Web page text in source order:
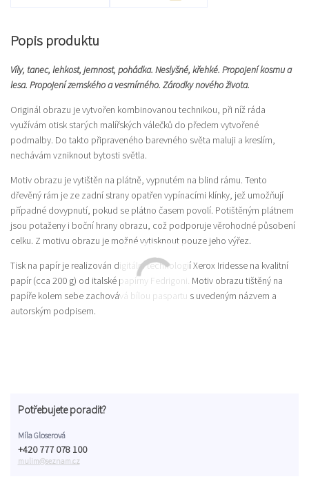
Popis produktu
Víly, tanec, lehkost, jemnost, pohádka. Neslyšné, křehké. Propojení kosmu a
lesa. Propojení zemského a vesmírného. Zárodky nového života.
Originál obrazu je vytvořen kombinovanou technikou, při níž ráda
využívám otisk starých malířských válečků do předem vytvořené
podmalby. Do takto připraveného barevného světa maluji a kreslím,
nechávám vzniknout bytosti světla.
Motiv obrazu je vytištěn na plátně, vypnutém na blind rámu. Tento
dřevěný rám je ze zadní strany opatřen vypínacími klínky, jež umožňují
případné dovypnutí, pokud se plátno časem povolí. Potištěným plátnem
jsou potaženy i boční hrany obrazu, což podporuje věrohodné působení
celku. Z motivu obrazu je možné vytisknout pouze jeho výřez.
Tisk na papír je realizován digitální technologií Xerox Iridesse na kvalitní
papír (cca 200 g) od italské papírny Fedrigoni. Motiv obrazu tištěný na
papíře kolem sebe zachovává bílou paspartu s uvedeným názvem a
autorským podpisem.
Potřebujete poradit?
Míla Gloserová
+420 777 078 100
mulim@seznam.cz